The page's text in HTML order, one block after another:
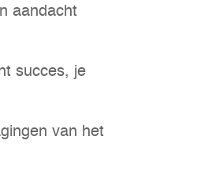
aandacht
succes, je
van het